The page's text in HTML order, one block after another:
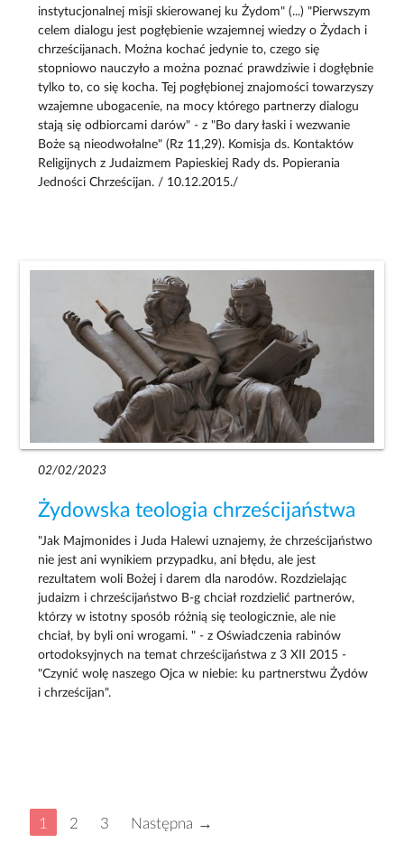
instytucjonalnej misji skierowanej ku Żydom" (...) "Pierwszym
celem dialogu jest pogłębienie wzajemnej wiedzy o Żydach i
chrześcijanach. Można kochać jedynie to, czego się
stopniowo nauczyło a można poznać prawdziwie i dogłębnie
tylko to, co się kocha. Tej pogłębionej znajomości towarzyszy
wzajemne ubogacenie, na mocy którego partnerzy dialogu
stają się odbiorcami darów" - z "Bo dary łaski i wezwanie
Boże są nieodwołalne" (Rz 11,29). Komisja ds. Kontaktów
Religijnych z Judaizmem Papieskiej Rady ds. Popierania
Jedności Chrześcijan. / 10.12.2015./
02/02/2023
Żydowska teologia chrześcijaństwa
"Jak Majmonides i Juda Halewi uznajemy, że chrześcijaństwo
nie jest ani wynikiem przypadku, ani błędu, ale jest
rezultatem woli Bożej i darem dla narodów. Rozdzielając
judaizm i chrześcijaństwo B-g chciał rozdzielić partnerów,
którzy w istotny sposób różnią się teologicznie, ale nie
chciał, by byli oni wrogami. " - z Oświadczenia rabinów
ortodoksyjnych na temat chrześcijaństwa z 3 XII 2015 -
"Czynić wolę naszego Ojca w niebie: ku partnerstwu Żydów
i chrześcijan".
1 2 3 Następna →